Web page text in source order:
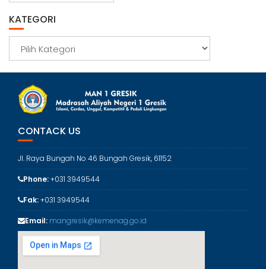
i
KATEGORI
t
CONTACK US
Jl. Raya Bungah No 46 Bungah Gresik, 61152
Phone:+031 3949544
Fak:+031 3949544
Email: mangresik@kemenag.go.id